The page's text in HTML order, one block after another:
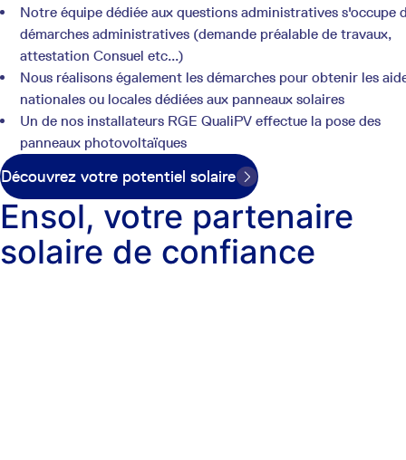
Notre équipe dédiée aux questions administratives s'occupe
démarches administratives (demande préalable de travaux,
attestation Consuel etc...)
Nous réalisons également les démarches pour obtenir les
nationales ou locales dédiées aux panneaux solaires
Un de nos installateurs RGE QualiPV effectue la pose des
panneaux photovoltaïques
Découvrez votre potentiel solaire
Ensol, votre partenaire
solaire de confiance